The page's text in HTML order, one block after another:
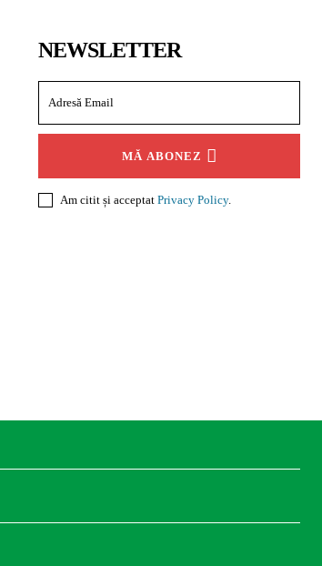
NEWSLETTER
MĂ ABONEZ
Am citit și acceptat Privacy Policy.